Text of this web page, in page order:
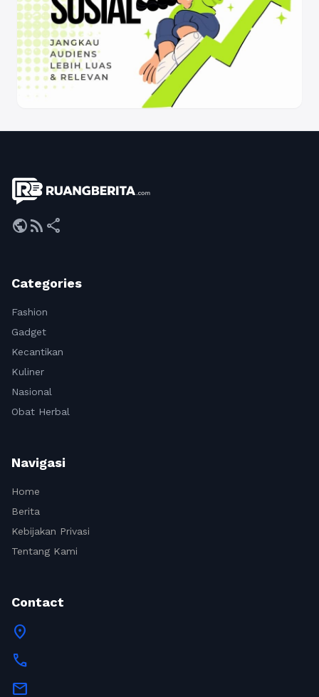
publicrss_feed share
Categories
Fashion
Gadget
Kecantikan
Kuliner
Nasional
Obat Herbal
Navigasi
Home
Berita
Kebijakan Privasi
Tentang Kami
Contact
location_on
call
mail